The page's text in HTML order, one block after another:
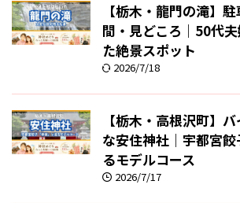
【栃木・龍門の滝】
間・見どころ｜50代
た絶景スポット
2026/7/18
【栃木・高根沢町】
な安住神社｜宇都宮
るモデルコース
2026/7/17